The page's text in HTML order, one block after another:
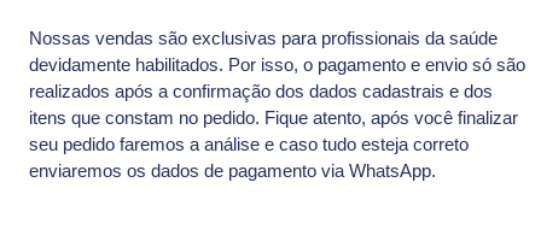
Nossas vendas são exclusivas para profissionais da saúde
devidamente habilitados. Por isso, o pagamento e envio só são
realizados após a confirmação dos dados cadastrais e dos
itens que constam no pedido. Fique atento, após você finalizar
seu pedido faremos a análise e caso tudo esteja correto
enviaremos os dados de pagamento via WhatsApp.